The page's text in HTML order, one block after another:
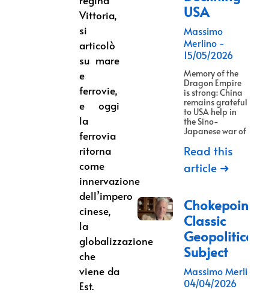
Vittoria,
si
articolò
su mare
e
ferrovie,
e oggi
la
ferrovia
ritorna
come
innervazione
dell’impero
cinese,
la
globalizzazione
che
viene da
Est.
USA
Massimo
Merlino
15/05/2026
Memory of the
Dragon Empire
is strong: China
remains grateful
to USA help in
the Sino-
Japanese war of
Read this
article ➜
Classic
Geopolitical
Subject
Massimo Merlino
04/04/2026